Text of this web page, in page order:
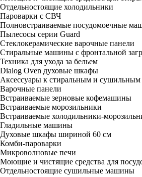
Отдельностоящие холодильники
Пароварки с СВЧ
Полновстраиваемые посудомоечные
Пылесосы серии Guard
Стеклокерамические варочные панели
Стиральные машины с фронтальной
Техника для ухода за бельем
Dialog Oven духовые шкафы
Аксессуары к стиральным и
Варочные панели
Встраиваемые зерновые кофемашины
Встраиваемые морозильники
Встраиваемые холодильники-
Гладильные машины
Духовые шкафы шириной 60 см
Комби-пароварки
Микроволновые печи
Моющие и чистящие средства для
Отдельностоящие сушильные машины